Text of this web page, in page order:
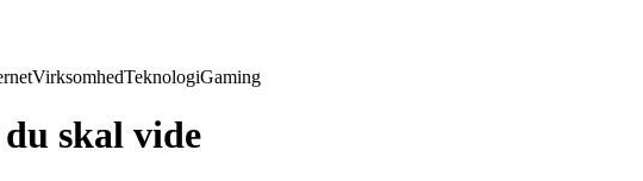
VirksomhedTeknologiGaming
skal vide